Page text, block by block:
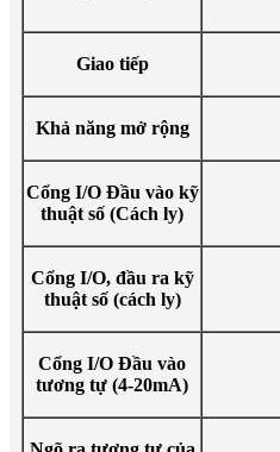
Giao tiếp
Khả năng mở rộng
Cổng I/O Đầu vào kỹ
thuật số (Cách ly)
Cổng I/O, đầu ra kỹ
thuật số (cách ly)
Cổng I/O Đầu vào
tương tự (4-20mA)